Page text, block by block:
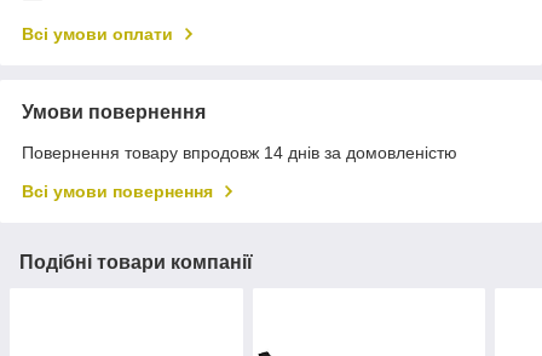
Всі умови оплати
Умови повернення
Повернення товару впродовж 14 днів за домовленістю
Всі умови повернення
Подібні товари компанії